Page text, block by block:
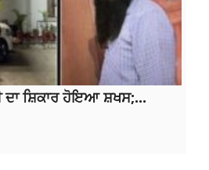
ਦਾ ਸ਼ਿਕਾਰ ਹੋਇਆ ਸ਼ਖਸ;...